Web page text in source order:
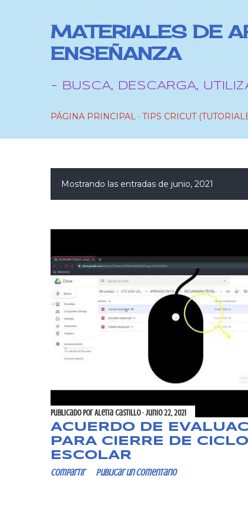
MATERIALES DE
ENSEÑANZA
- BUSCA, DESCARGA,
PÁGINA PRINCIPAL TIPS CRICUT
E
t
a
d
a
s
Mostrando las entradas de junio, 2021
Publicado por Aletia Castillo junio 22, 2021
ACUERDO DE
PARA CIERRE DE CICLO
ESCOLAR
Compartir Publicar un comentario